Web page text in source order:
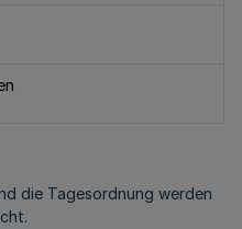
die Tagesordnung werden